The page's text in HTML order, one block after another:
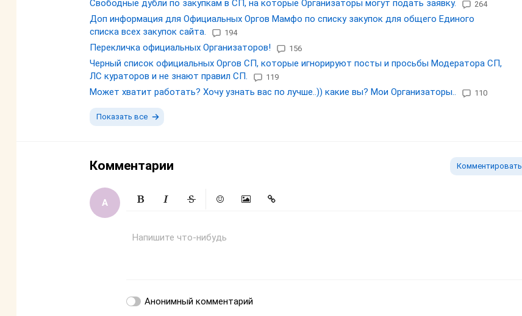
Свободные дубли по закупкам в СП, на которые Организаторы могут подать заявку. 264
Доп информация для Официальных Оргов Мамфо по списку закупок для общего Единого
списка всех закупок сайта.
194
Перекличка официальных Организаторов! 156
Черный список официальных Оргов СП, которые игнорируют посты и просьбы Модератора СП,
ЛС кураторов и не знают правил СП.
119
Может хватит работать? Хочу узнать вас по лучше..)) какие вы? Мои Организаторы.. 110
Показать все
Комментарии Комментировать
Напишите что-нибудь
Анонимный комментарий